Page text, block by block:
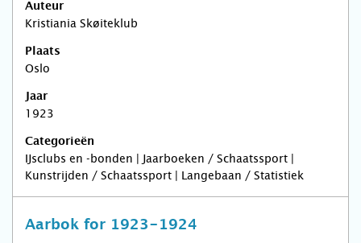
Auteur
Kristiania Skøiteklub
Plaats
Oslo
Jaar
1923
Categorieën
IJsclubs en -bonden | Jaarboeken / Schaatssport |
Kunstrijden / Schaatssport | Langebaan / Statistiek
Aarbok for 1923-1924